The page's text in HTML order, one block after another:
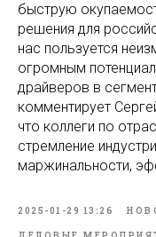
быструю
решения для
нас пользуется
огромным
драйверов в
комментирует
что коллеги по
стремление
маржинальности,
2025-01-29 13:26